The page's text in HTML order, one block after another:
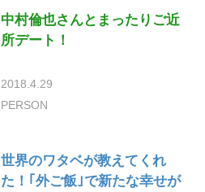
中村倫也さんとまったりご近
所デート！
2018.4.29
PERSON
世界のワタベが教えてくれ
た！｢外ご飯｣で新たな幸せが